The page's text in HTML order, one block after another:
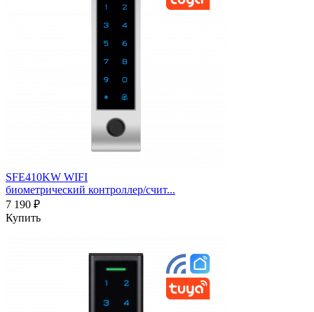
SFE410KW WIFI
биометрический контроллер/счит...
7 190 ₽
Купить